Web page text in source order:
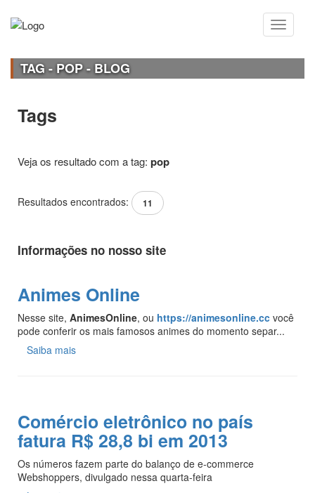
TAG - POP - BLOG
Tags
Veja os resultado com a tag: pop
Resultados encontrados: 11
Informações no nosso site
Animes Online
Nesse site, AnimesOnline, ou https://animesonline.cc você
pode conferir os mais famosos animes do momento separ...
Saiba mais
Comércio eletrônico no país
fatura R$ 28,8 bi em 2013
Os números fazem parte do balanço de e-commerce
Webshoppers, divulgado nessa quarta-feira